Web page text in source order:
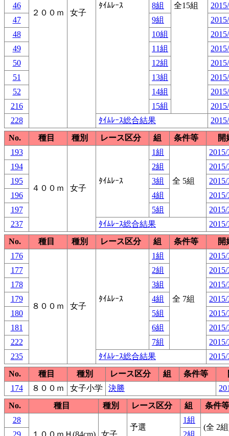
２００ｍ 女子
ﾀｲﾑﾚｰｽ 全15組
46
8組
47
9組
48
10組
49
11組
50
12組
51
13組
52
14組
216
15組
228
ﾀｲﾑﾚｰｽ総合結果
No.
種目 種別 レース区分 組 条件等
開
193
４００ｍ 女子
ﾀｲﾑﾚｰｽ
1組
全 5組
194
2組
195
3組
196
4組
197
5組
237
ﾀｲﾑﾚｰｽ総合結果
No.
種目 種別 レース区分 組 条件等
開
176
８００ｍ 女子
ﾀｲﾑﾚｰｽ
1組
全 7組
177
2組
178
3組
179
4組
180
5組
181
6組
222
7組
235
ﾀｲﾑﾚｰｽ総合結果
No.
種目 種別 レース区分 組 条件等
174
８００ｍ 女子小学 決勝
No.
種目 種別 レース区分 組
条件等
28
１００ｍＨ(84cm)
女子
予選
1組
(全 2
29
2組